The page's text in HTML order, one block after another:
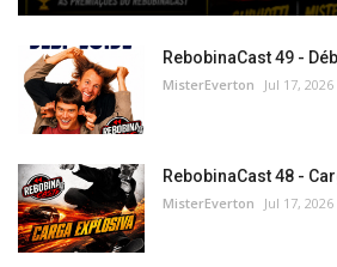
RebobinaCast 49 -
MisterEverton Jul 17, 2026
RebobinaCast 48 -
MisterEverton Jul 17, 2026